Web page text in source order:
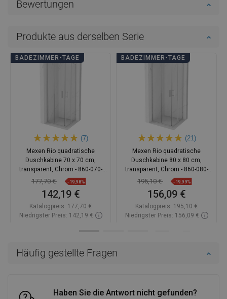
Häufig gestellte Fragen
Haben Sie die Antwort nicht gefunden?
Bewertungen
Produkte aus derselben Serie
BADEZIMMER-TAGE
(7)
Mexen Rio quadratische
Duschkabine 70 x 70 cm,
transparent, Chrom - 860-070-
070-01-00
177,70 € -19,98%
142,19 €
Katalogpreis: 177,70 €
Niedrigster Preis: 142,19 €
BADEZIMMER-TAGE
(21)
Mexen Rio quadratische
Duschkabine 80 x 80 cm,
transparent, Chrom - 860-080-
080-01-00
195,10 € -19,99%
156,09 €
Katalogpreis: 195,10 €
Niedrigster Preis: 156,09 €